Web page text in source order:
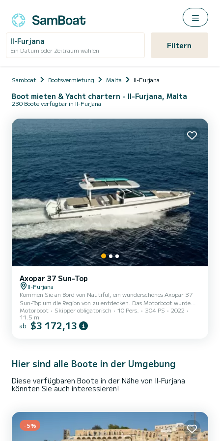
Il-Furjana
Ein Datum oder Zeitraum wählen Filtern
Samboat Bootsvermietung Malta Il-Furjana
Boot mieten & Yacht chartern - Il-Furjana, Malta
230 Boote verfügbar in Il-Furjana
Axopar 37 Sun-Top
Il-Furjana
Kommen Sie an Bord von Nautiful, ein wunderschönes Axopar 37
Sun-Top um die Region von zu entdecken. Das Motorboot wurde
2022 gebaut und verspricht hohen Komfort auf See. Das Boot hat
1 Kabinen mit allem Komfort und eine Kapazität von 10 Personen.
Mit einer Gesamtlänge von 12 Metern wird es Ihr perfekter
Motorboot Skipper obligatorisch 10 Pers. 304 PS
2022
11.5 m
ab $3 172,13
Hier sind alle Boote in der Umgebung
Diese verfügbaren Boote in der Nähe von Il-Furjana
könnten Sie auch interessieren!
-5%